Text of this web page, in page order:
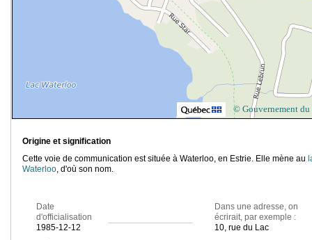
© Gouvernement du
Origine et signification
Cette voie de communication est située à Waterloo, en Estrie. Elle mène au
Waterloo, d'où son nom.
Date
d'officialisation
1985-12-12
Dans une adresse, on
écrirait, par exemple :
10, rue du Lac